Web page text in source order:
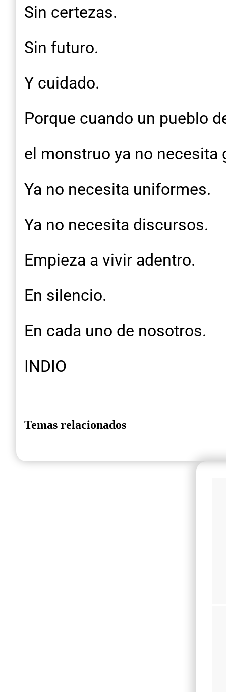
Sin certezas.
Sin futuro.
Y cuidado.
Porque cuando un pueblo
el monstruo ya no necesita
Ya no necesita uniformes.
Ya no necesita discursos.
Empieza a vivir adentro.
En silencio.
En cada uno de nosotros.
INDIO
Temas relacionados